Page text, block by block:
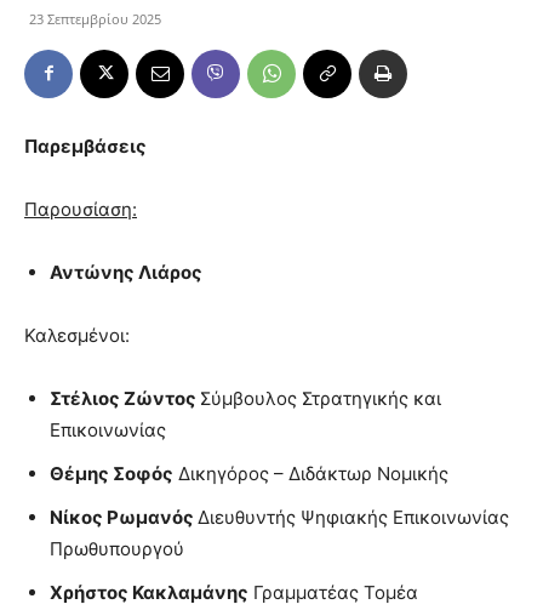
23 Σεπτεμβρίου 2025
Παρεμβάσεις
Παρουσίαση:
Αντώνης Λιάρος
Καλεσμένοι:
Στέλιος Ζώντος Σύμβουλος Στρατηγικής και
Επικοινωνίας
Θέμης Σοφός Δικηγόρος – Διδάκτωρ Νομικής
Νίκος Ρωμανός Διευθυντής Ψηφιακής Επικοινωνίας
Πρωθυπουργού
Χρήστος Κακλαμάνης Γραμματέας Τομέα